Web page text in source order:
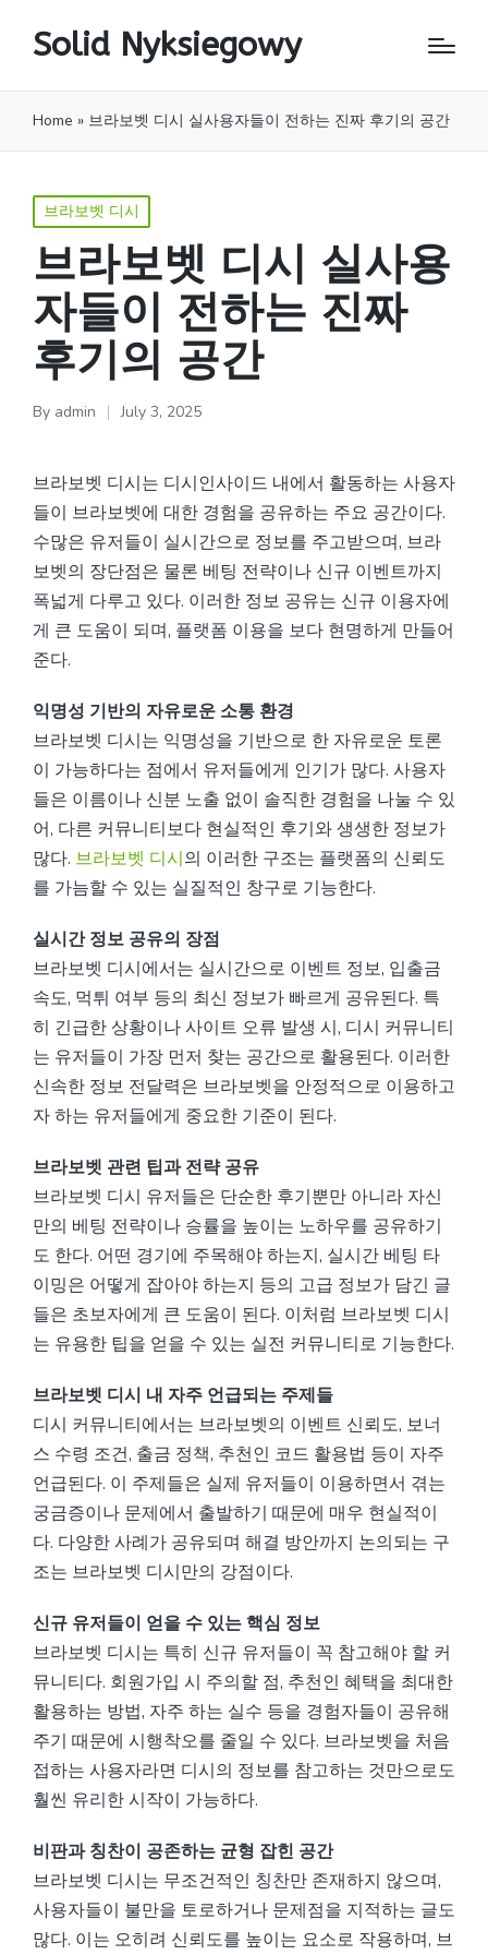
Solid Nyksiegowy
Home » 브라보벳 디시 실사용자들이 전하는 진짜 후기의 공간
Posted
in
브라보벳 디시
브라보벳 디시 실사용
자들이 전하는 진짜
후기의 공간
Posted
By admin July 3, 2025
브라보벳 디시는 디시인사이드 내에서 활동하는 사용자
들이 브라보벳에 대한 경험을 공유하는 주요 공간이다.
수많은 유저들이 실시간으로 정보를 주고받으며, 브라
보벳의 장단점은 물론 베팅 전략이나 신규 이벤트까지
폭넓게 다루고 있다. 이러한 정보 공유는 신규 이용자에
게 큰 도움이 되며, 플랫폼 이용을 보다 현명하게 만들어
준다.
익명성 기반의 자유로운 소통 환경
브라보벳 디시는 익명성을 기반으로 한 자유로운 토론
이 가능하다는 점에서 유저들에게 인기가 많다. 사용자
들은 이름이나 신분 노출 없이 솔직한 경험을 나눌 수 있
어, 다른 커뮤니티보다 현실적인 후기와 생생한 정보가
많다. 브라보벳 디시의 이러한 구조는 플랫폼의 신뢰도
를 가늠할 수 있는 실질적인 창구로 기능한다.
실시간 정보 공유의 장점
브라보벳 디시에서는 실시간으로 이벤트 정보, 입출금
속도, 먹튀 여부 등의 최신 정보가 빠르게 공유된다. 특
히 긴급한 상황이나 사이트 오류 발생 시, 디시 커뮤니티
는 유저들이 가장 먼저 찾는 공간으로 활용된다. 이러한
신속한 정보 전달력은 브라보벳을 안정적으로 이용하고
자 하는 유저들에게 중요한 기준이 된다.
브라보벳 관련 팁과 전략 공유
브라보벳 디시 유저들은 단순한 후기뿐만 아니라 자신
만의 베팅 전략이나 승률을 높이는 노하우를 공유하기
도 한다. 어떤 경기에 주목해야 하는지, 실시간 베팅 타
이밍은 어떻게 잡아야 하는지 등의 고급 정보가 담긴 글
들은 초보자에게 큰 도움이 된다. 이처럼 브라보벳 디시
는 유용한 팁을 얻을 수 있는 실전 커뮤니티로 기능한다.
브라보벳 디시 내 자주 언급되는 주제들
디시 커뮤니티에서는 브라보벳의 이벤트 신뢰도, 보너
스 수령 조건, 출금 정책, 추천인 코드 활용법 등이 자주
언급된다. 이 주제들은 실제 유저들이 이용하면서 겪는
궁금증이나 문제에서 출발하기 때문에 매우 현실적이
다. 다양한 사례가 공유되며 해결 방안까지 논의되는 구
조는 브라보벳 디시만의 강점이다.
신규 유저들이 얻을 수 있는 핵심 정보
브라보벳 디시는 특히 신규 유저들이 꼭 참고해야 할 커
뮤니티다. 회원가입 시 주의할 점, 추천인 혜택을 최대한
활용하는 방법, 자주 하는 실수 등을 경험자들이 공유해
주기 때문에 시행착오를 줄일 수 있다. 브라보벳을 처음
접하는 사용자라면 디시의 정보를 참고하는 것만으로도
훨씬 유리한 시작이 가능하다.
비판과 칭찬이 공존하는 균형 잡힌 공간
브라보벳 디시는 무조건적인 칭찬만 존재하지 않으며,
사용자들이 불만을 토로하거나 문제점을 지적하는 글도
많다. 이는 오히려 신뢰도를 높이는 요소로 작용하며, 브